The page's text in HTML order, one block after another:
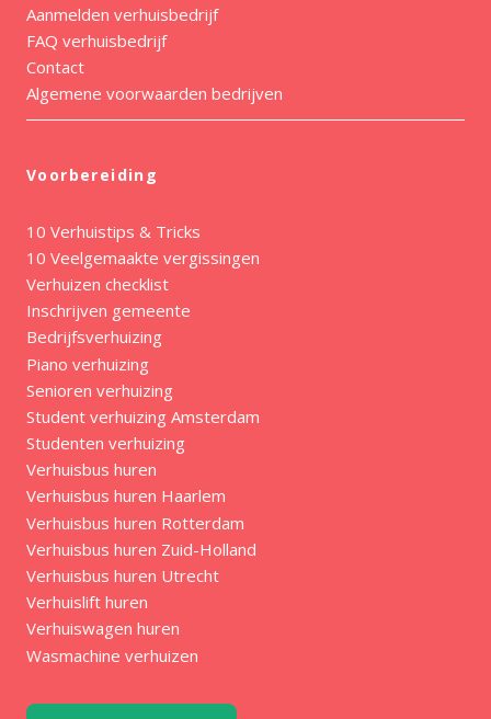
Aanmelden verhuisbedrijf
FAQ verhuisbedrijf
Contact
Algemene voorwaarden bedrijven
Voorbereiding
10 Verhuistips & Tricks
10 Veelgemaakte vergissingen
Verhuizen checklist
Inschrijven gemeente
Bedrijfsverhuizing
Piano verhuizing
Senioren verhuizing
Student verhuizing Amsterdam
Studenten verhuizing
Verhuisbus huren
Verhuisbus huren Haarlem
Verhuisbus huren Rotterdam
Verhuisbus huren Zuid-Holland
Verhuisbus huren Utrecht
Verhuislift huren
Verhuiswagen huren
Wasmachine verhuizen